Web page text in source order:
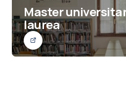
Master
laurea